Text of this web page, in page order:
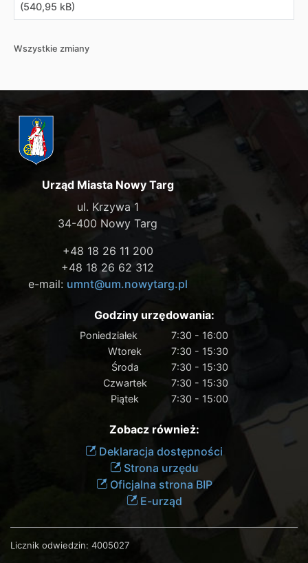
(540,95 kB)
Wszystkie zmiany
Urząd Miasta Nowy Targ
ul. Krzywa 1
34-400 Nowy Targ
+48 18 26 11 200
+48 18 26 62 312
e-mail: umnt@um.nowytarg.pl
Godziny urzędowania:
Poniedziałek
7:30 - 16:00
Wtorek
7:30 - 15:30
Środa
7:30 - 15:30
Czwartek
7:30 - 15:30
Piątek
7:30 - 15:00
Zobacz również:
Deklaracja dostępności
Strona urzędu
Oficjalna strona BIP
E-urząd
Licznik odwiedzin: 4005027